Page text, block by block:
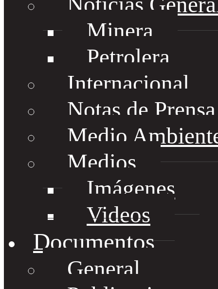
Minera
Petrolera
Internacional
Notas de
Medio
Medios
Imágenes
Videos
Documentos
General